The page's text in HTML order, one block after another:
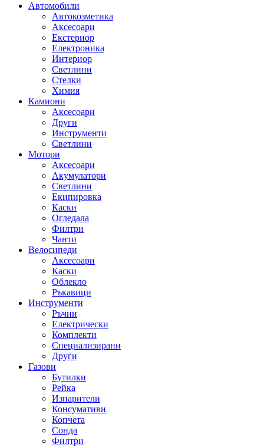
Автомобили
Автокозметика
Аксесоари
Екстериор
Електроника
Интериор
Светлини
Стелки
Химия
Камиони
Аксесоари
Други
Инструменти
Светлини
Мотори
Аксесоари
Акумулатори
Светлини
Екипировка
Каски
Огледала
Филтри
Чанти
Велосипеди
Аксесоари
Каски
Облекло
Ръкавици
Инструменти
Ръчни
Електрически
Комплекти
Специализирани
Други
Газови
Бутилки
Рейка
Изпарители
Консумативи
Копчета
Сонда
Филтри